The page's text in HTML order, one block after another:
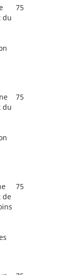
du
75
du
75
de
75